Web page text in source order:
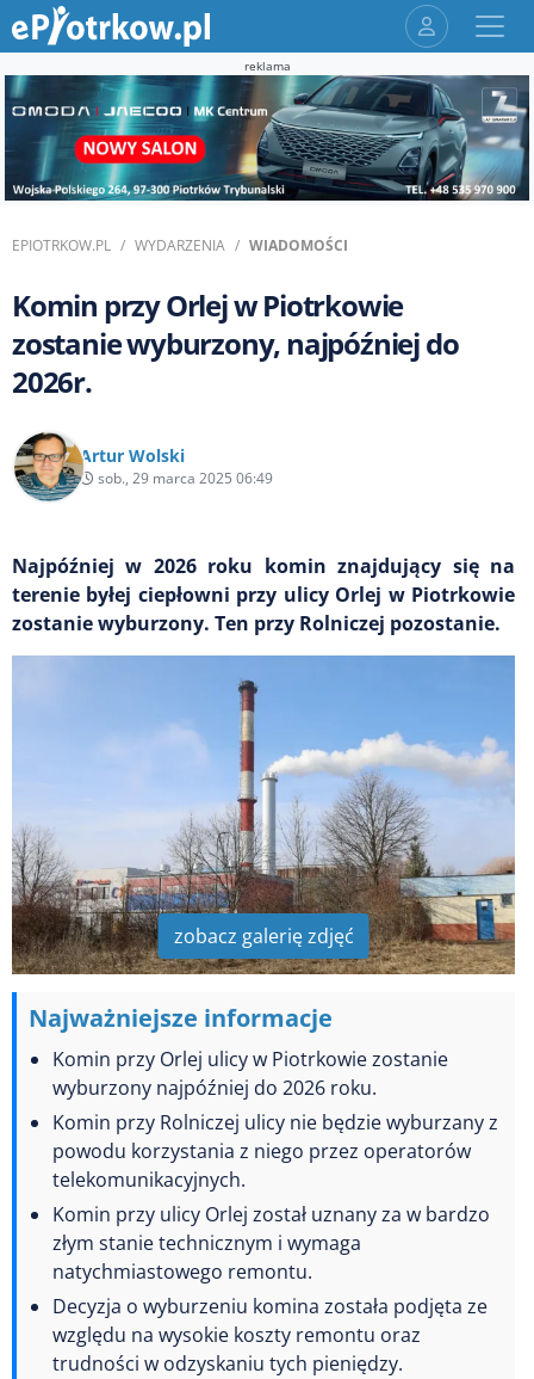
reklama
EPIOTRKOW.PL WYDARZENIA WIADOMOŚCI
Komin przy Orlej w Piotrkowie
zostanie wyburzony, najpóźniej do
2026r.
Artur Wolski
sob., 29 marca 2025 06:49
Najpóźniej w 2026 roku komin znajdujący się na
terenie byłej ciepłowni przy ulicy Orlej w Piotrkowie
zostanie wyburzony. Ten przy Rolniczej pozostanie.
zobacz galerię zdjęć
Najważniejsze informacje
Komin przy Orlej ulicy w Piotrkowie zostanie
wyburzony najpóźniej do 2026 roku.
Komin przy Rolniczej ulicy nie będzie wyburzany z
powodu korzystania z niego przez operatorów
telekomunikacyjnych.
Komin przy ulicy Orlej został uznany za w bardzo
złym stanie technicznym i wymaga
natychmiastowego remontu.
Decyzja o wyburzeniu komina została podjęta ze
względu na wysokie koszty remontu oraz
trudności w odzyskaniu tych pieniędzy.